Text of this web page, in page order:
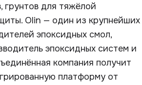
грунтов для тяжёлой
Olin — один из крупнейших
эпоксидных смол,
эпоксидных систем и
компания получит
платформу от